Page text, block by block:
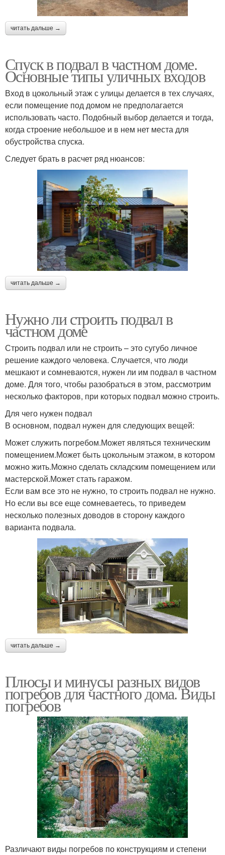
читать дальше →
Спуск в подвал в частном доме.
Основные типы уличных входов
Вход в цокольный этаж с улицы делается в тех случаях,
если помещение под домом не предполагается
использовать часто. Подобный выбор делается и тогда,
когда строение небольшое и в нем нет места для
обустройства спуска.
Следует брать в расчет ряд нюансов:
читать дальше →
Нужно ли строить подвал в
частном доме
Строить подвал или не строить – это сугубо личное
решение каждого человека. Случается, что люди
мешкают и сомневаются, нужен ли им подвал в частном
доме. Для того, чтобы разобраться в этом, рассмотрим
несколько факторов, при которых подвал можно строить.
Для чего нужен подвал
В основном, подвал нужен для следующих вещей:
Может служить погребом.Может являться техническим
помещением.Может быть цокольным этажом, в котором
можно жить.Можно сделать складским помещением или
мастерской.Может стать гаражом.
Если вам все это не нужно, то строить подвал не нужно.
Но если вы все еще сомневаетесь, то приведем
несколько полезных доводов в сторону каждого
варианта подвала.
читать дальше →
Плюсы и минусы разных видов
погребов для частного дома. Виды
погребов
Различают виды погребов по конструкциям и степени